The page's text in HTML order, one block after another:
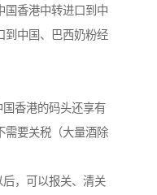
国香港中转进口到中
到中国、巴西奶粉经
香港的码头还享有
需要关税（大量酒除
，可以报关、清关